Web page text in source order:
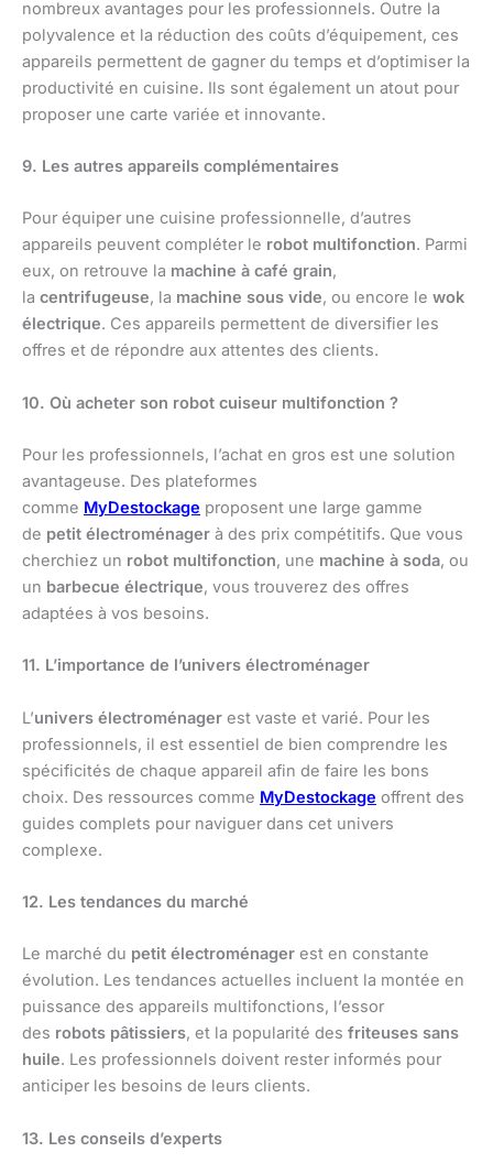
nombreux avantages pour les professionnels. Outre la
polyvalence et la réduction des coûts d’équipement, ces
appareils permettent de gagner du temps et d’optimiser la
productivité en cuisine. Ils sont également un atout pour
proposer une carte variée et innovante.
9. Les autres appareils complémentaires
Pour équiper une cuisine professionnelle, d’autres
appareils peuvent compléter le robot multifonction. Parmi
eux, on retrouve la machine à café grain,
la centrifugeuse, la machine sous vide, ou encore le wok
électrique. Ces appareils permettent de diversifier les
offres et de répondre aux attentes des clients.
10. Où acheter son robot cuiseur multifonction ?
Pour les professionnels, l’achat en gros est une solution
avantageuse. Des plateformes
comme MyDestockage proposent une large gamme
de petit électroménager à des prix compétitifs. Que vous
cherchiez un robot multifonction, une machine à soda, ou
un barbecue électrique, vous trouverez des offres
adaptées à vos besoins.
11. L’importance de l’univers électroménager
L’univers électroménager est vaste et varié. Pour les
professionnels, il est essentiel de bien comprendre les
spécificités de chaque appareil afin de faire les bons
choix. Des ressources comme MyDestockage offrent des
guides complets pour naviguer dans cet univers
complexe.
12. Les tendances du marché
Le marché du petit électroménager est en constante
évolution. Les tendances actuelles incluent la montée en
puissance des appareils multifonctions, l’essor
des robots pâtissiers, et la popularité des friteuses sans
huile. Les professionnels doivent rester informés pour
anticiper les besoins de leurs clients.
13. Les conseils d’experts